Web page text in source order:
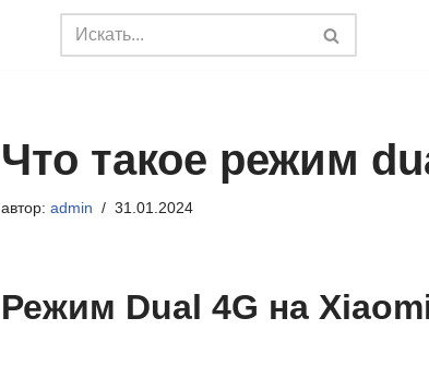
Что такое режим
автор: admin 31.01.2024
Режим Dual 4G на